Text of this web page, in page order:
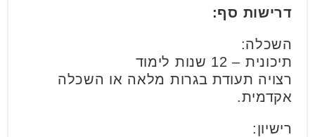
דרישות סף:
השכלה:
תיכונית – 12 שנות לימוד
רצויה תעודת בגרות מלאה או השכלה
אקדמית.
רישיון: